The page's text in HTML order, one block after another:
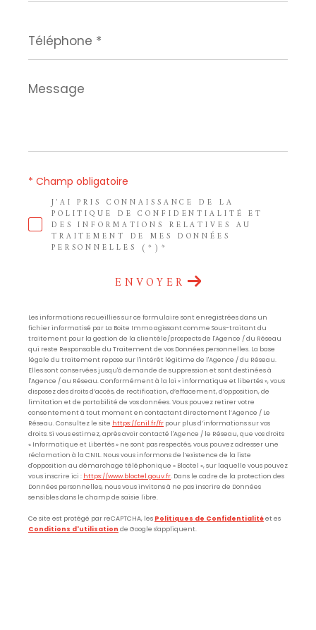
*
Message
*
J'AI PRIS CONNAISSANCE DE LA
POLITIQUE DE CONFIDENTIALITÉ ET
DES INFORMATIONS RELATIVES AU
TRAITEMENT DE MES DONNÉES
PERSONNELLES (*)*
* Champ obligatoire
ENVOYER
Les informations recueillies sur ce formulaire sont enregistrées dans un
fichier informatisé par La Boite Immo agissant comme Sous-traitant du
traitement pour la gestion de la clientèle/prospects de l'Agence / du Réseau
qui reste Responsable du Traitement de vos Données personnelles. La base
légale du traitement repose sur l'intérêt légitime de l'Agence / du Réseau.
Elles sont conservées jusqu'à demande de suppression et sont destinées à
l'Agence / au Réseau. Conformément à la loi « informatique et libertés », vous
disposez des droits d’accès, de rectification, d’effacement, d’opposition, de
limitation et de portabilité de vos données. Vous pouvez retirer votre
consentement à tout moment en contactant directement l’Agence / Le
Réseau. Consultez le site https://cnil.fr/fr pour plus d’informations sur vos
droits. Si vous estimez, après avoir contacté l'Agence / le Réseau, que vos droits
« Informatique et Libertés » ne sont pas respectés, vous pouvez adresser une
réclamation à la CNIL. Nous vous informons de l’existence de la liste
d'opposition au démarchage téléphonique « Bloctel », sur laquelle vous pouvez
vous inscrire ici : https://www.bloctel.gouv.fr. Dans le cadre de la protection des
Données personnelles, nous vous invitons à ne pas inscrire de Données
sensibles dans le champ de saisie libre.
Ce site est protégé par reCAPTCHA, les Politiques de Confidentialitéet es
Conditions d'utilisation de Google s'appliquent.